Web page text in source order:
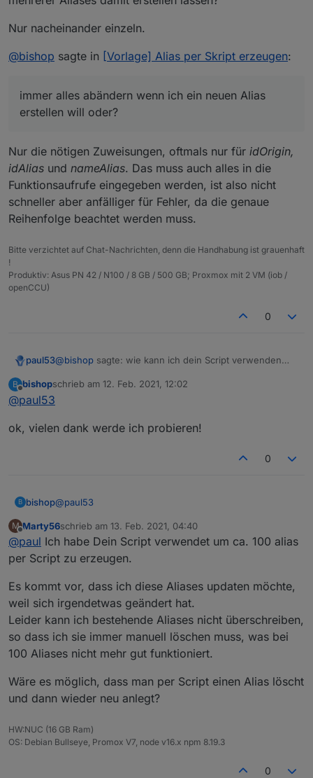
Nur nacheinander einzeln.
@bishop sagte in [Vorlage] Alias per Skript erzeugen:
immer alles abändern wenn ich ein neuen Alias
erstellen will oder?
Nur die nötigen Zuweisungen, oftmals nur für idOrigin,
idAlias und nameAlias. Das muss auch alles in die
Funktionsaufrufe eingegeben werden, ist also nicht
schneller aber anfälliger für Fehler, da die genaue
Reihenfolge beachtet werden muss.
Bitte verzichtet auf Chat-Nachrichten, denn die Handhabung ist grauenhaft
!
Produktiv: Asus PN 42 / N100 / 8 GB / 500 GB; Proxmox mit 2 VM (iob /
openCCU)
0
paul53@bishop sagte: wie kann ich dein Script verwenden
Nur nacheinander einzeln.
immer alles abändern wenn ich ein neuen Alias
Funktionsaufrufe eingegeben werden, ist also nicht
Reihenfolge beachtet werden muss.
B
Offline
bishopschrieb am 12. Feb. 2021, 12:02
zuletzt editiert von
@paul53
ok, vielen dank werde ich probieren!
0
B bishop@paul53
ok, vielen dank werde ich probieren!
M
Offline
Marty56schrieb am 13. Feb. 2021, 04:40
zuletzt editiert von
@paul Ich habe Dein Script verwendet um ca. 100 alias
per Script zu erzeugen.
Es kommt vor, dass ich diese Aliases updaten möchte,
weil sich irgendetwas geändert hat.
Leider kann ich bestehende Aliases nicht überschreiben,
so dass ich sie immer manuell löschen muss, was bei
100 Aliases nicht mehr gut funktioniert.
Wäre es möglich, dass man per Script einen Alias löscht
und dann wieder neu anlegt?
HW:NUC (16 GB Ram)
OS: Debian Bullseye, Promox V7, node v16.x npm 8.19.3
0